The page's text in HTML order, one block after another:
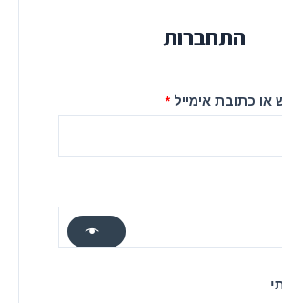
התחברות
כתובת אימייל *